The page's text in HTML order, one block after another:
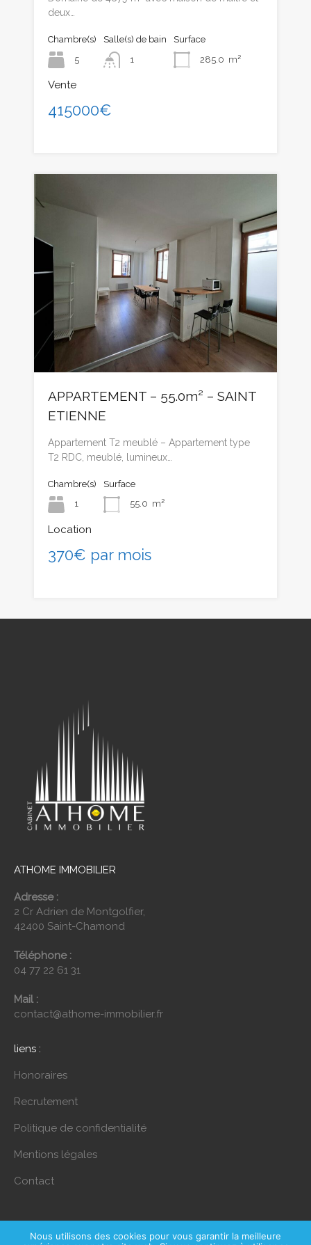
deux…
Chambre(s)
5
Salle(s) de bain
1
Surface
285.0 m²
Vente
415000€
APPARTEMENT – 55.0m² – SAINT
ETIENNE
Appartement T2 meublé – Appartement type
T2 RDC, meublé, lumineux…
Chambre(s)
1
Surface
55.0 m²
Location
370€ par mois
ATHOME IMMOBILIER
Adresse :
2 Cr Adrien de Montgolfier,
42400 Saint-Chamond
Téléphone :
04 77 22 61 31
Mail :
contact@athome-immobilier.fr
liens :
Honoraires
Recrutement
Politique de confidentialité
Mentions légales
Contact
Nous utilisons des cookies pour vous garantir la meilleure